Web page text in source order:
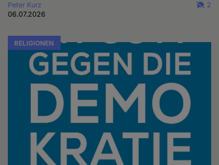
Peter Kurz
06.07.2026
2
RELIGIONEN